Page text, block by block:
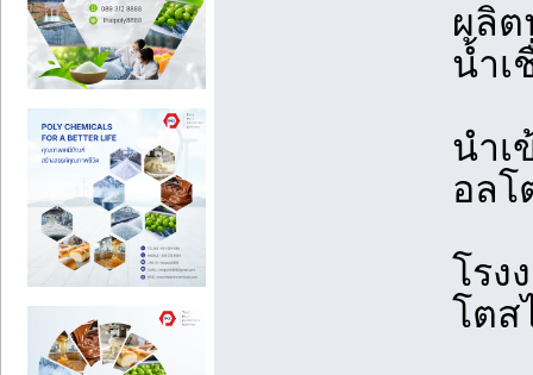
ผลิต
น้ำเ
นำเ
อลโ
โรง
โตส